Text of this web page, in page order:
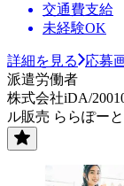
交通費支給
未経験OK
詳細を見る
応募
派遣労働者
株式会社iDA/
ル販売 ららぽー